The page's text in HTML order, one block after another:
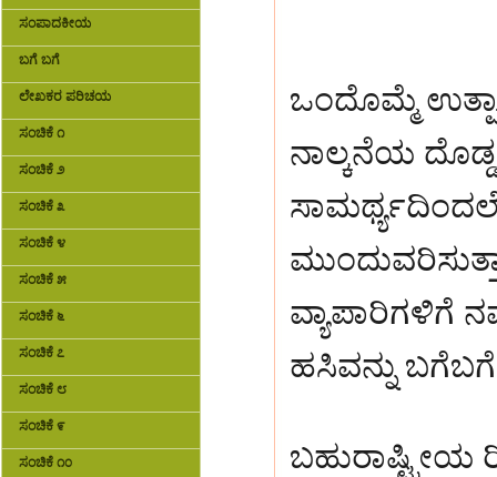
ಸಂಪಾದಕೀಯ
ಬಗೆ ಬಗೆ
ಲೇಖಕರ ಪರಿಚಯ
ಸಂಚಿಕೆ ೧
ಸಂಚಿಕೆ ೨
ಸಂಚಿಕೆ ೩
ಸಂಚಿಕೆ ೪
ಸಂಚಿಕೆ ೫
ಸಂಚಿಕೆ ೬
ಸಂಚಿಕೆ ೭
ಸಂಚಿಕೆ ೮
ಸಂಚಿಕೆ ೯
ಸಂಚಿಕೆ ೧೦
ಒಂದೊಮ್ಮೆ
ನಾಲ್ಕನೆಯ
ವ್ಯಾಪಾರಿಗಳಿಗೆ
ಹಸಿವನ್ನು
ಬಹುರಾಷ್ಟ್ರ‍ೀಯ